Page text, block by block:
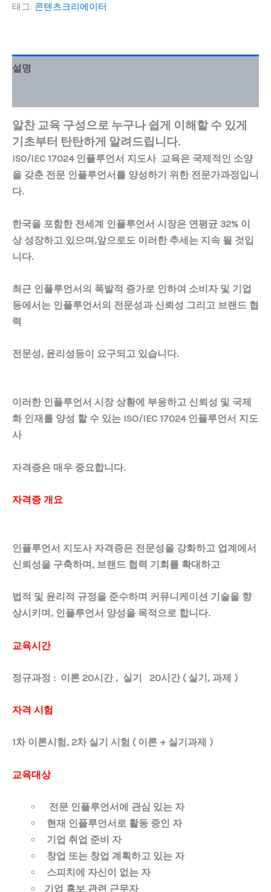
태그: 콘텐츠크리에이터
설명
알찬 교육 구성으로 누구나 쉽게 이해할 수 있게
기초부터 탄탄하게 알려드립니다.
ISO/IEC 17024 인플루언서 지도사 교육은 국제적인 소양
을 갖춘 전문 인플루언서를 양성하기 위한 전문가과정입니
다.
한국을 포함한 전세계 인플루언서 시장은 연평균 32% 이
상 성장하고 있으며,앞으로도 이러한 추세는 지속 될 것입
니다.
최근 인플루언서의 폭발적 증가로 인하여 소비자 및 기업
등에서는 인플루언서의 전문성과 신뢰성 그리고 브랜드 협
력
전문성, 윤리성등이 요구되고 있습니다.
이러한 인플루언서 시장 상황에 부응하고 신뢰성 및 국제
화 인재를 양성 할 수 있는 ISO/IEC 17024 인플루언서 지도
사
자격증은 매우 중요합니다.
자격증 개요
인플루언서 지도사자격증은 전문성을 강화하고 업계에서
신뢰성을 구축하며, 브랜드 협력 기회를 확대하고
법적 및 윤리적 규정을 준수하며 커뮤니케이션 기술을 향
상시키며 , 인플루언서 양성을 목적으로 합니다.
교육시간
정규과정 : 이론 20시간 , 실기 20시간( 실기, 과제 )
자격 시험
1차 이론시험 , 2차 실기 시험 ( 이론 + 실기과제 )
교육대상
전문 인플루언서에 관심 있는 자
현재 인플루언서로 활동 중인 자
기업 취업 준비 자
창업 또는 창업 계획하고 있는 자
스피치에 자신이 없는 자
기업 홍보 관련 근무자